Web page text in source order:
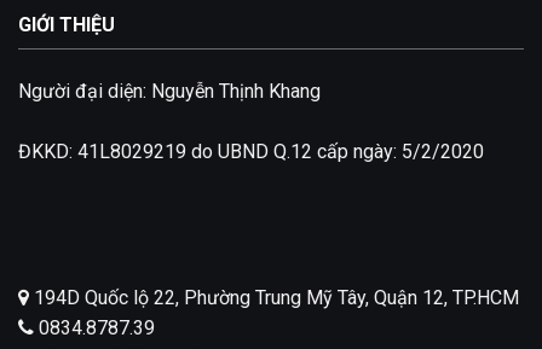
GIỚI THIỆU
Người đại diện: Nguyễn Thịnh Khang
ĐKKD: 41L8029219 do UBND Q.12 cấp ngày: 5/2/2020
194D Quốc lộ 22, Phường Trung Mỹ Tây, Quận 12, TP.HCM
0834.8787.39